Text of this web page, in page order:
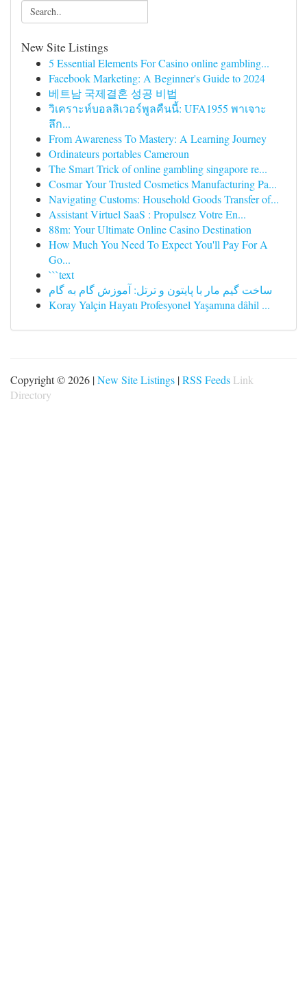
New Site Listings
5 Essential Elements For Casino online gambling...
Facebook Marketing: A Beginner's Guide to 2024
베트남 국제결혼 성공 비법
วิเคราะห์บอลลิเวอร์พูลคืนนี้: UFA1955 พาเจาะ
ลึก...
From Awareness To Mastery: A Learning Journey
Ordinateurs portables Cameroun
The Smart Trick of online gambling singapore re...
Cosmar Your Trusted Cosmetics Manufacturing Pa...
Navigating Customs: Household Goods Transfer of...
Assistant Virtuel SaaS : Propulsez Votre En...
88m: Your Ultimate Online Casino Destination
How Much You Need To Expect You'll Pay For A
Go...
```text
ساخت گیم مار با پایتون و ترتل: آموزش گام به گام
Koray Yalçin Hayatı Profesyonel Yaşamına dâhil ...
Copyright © 2026 |New Site Listings |RSS Feeds Link
Directory